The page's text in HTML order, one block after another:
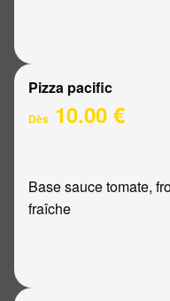
Pizza pacific
Dès 10.00 €
Base sauce tomate,
fraîche